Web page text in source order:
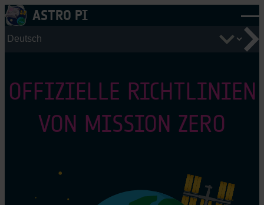
Zum
Inhalt
wechseln
ASTRO PI
OFFIZIELLE RICHTLINIEN
VON MISSION ZERO